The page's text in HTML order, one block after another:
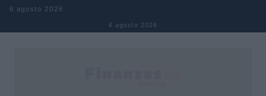
Saltar al contenido
6 agosto 2026
6 agosto 2026